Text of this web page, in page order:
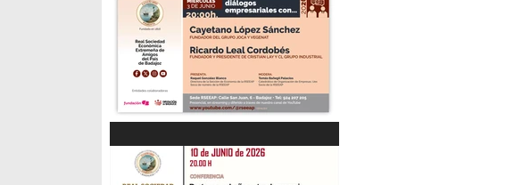
“DIÁLOGOS EMPRESARIALES CON...”
Cayetano López Sánchez y Ricardo